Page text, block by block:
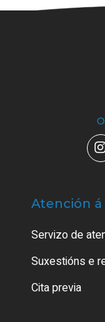
Atención á
Servizo de
Suxestións e
Cita previa